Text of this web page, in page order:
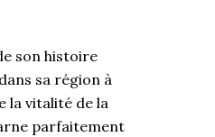
son histoire
sa région à
la vitalité de la
parfaitement